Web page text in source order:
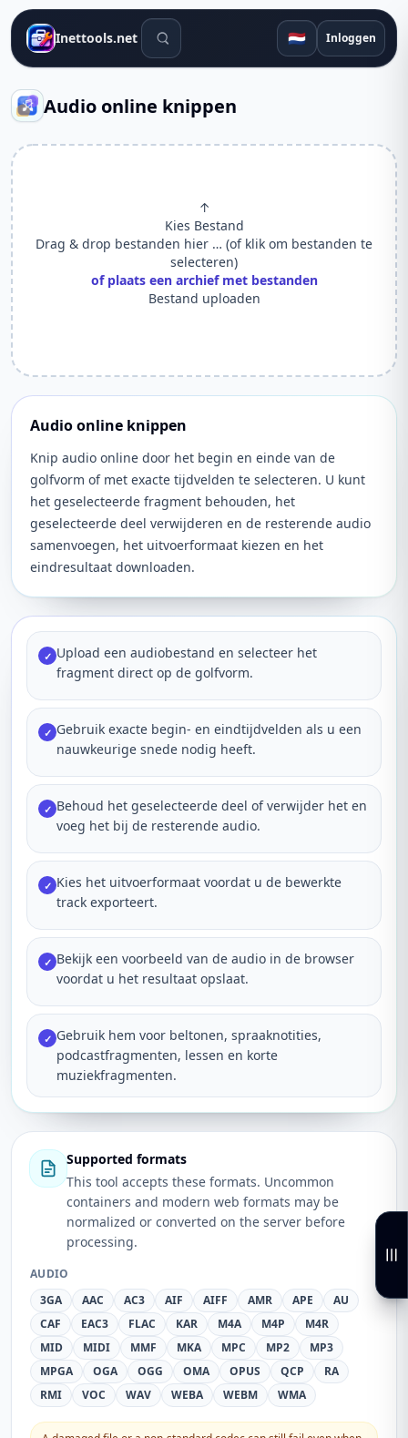
Inettools.net Zoekhulpmiddelen 🇳🇱 Inloggen
Audio online knippen
↑
Kies Bestand
Drag & drop bestanden hier … (of klik om bestanden te
selecteren)
of plaats een archief met bestanden
Bestand uploaden
Audio online knippen
Knip audio online door het begin en einde van de
golfvorm of met exacte tijdvelden te selecteren. U kunt
het geselecteerde fragment behouden, het
geselecteerde deel verwijderen en de resterende audio
samenvoegen, het uitvoerformaat kiezen en het
eindresultaat downloaden.
✓ Upload een audiobestand en selecteer het
fragment direct op de golfvorm.
✓ Gebruik exacte begin- en eindtijdvelden als u een
nauwkeurige snede nodig heeft.
✓ Behoud het geselecteerde deel of verwijder het en
voeg het bij de resterende audio.
✓ Kies het uitvoerformaat voordat u de bewerkte
track exporteert.
✓ Bekijk een voorbeeld van de audio in de browser
voordat u het resultaat opslaat.
✓ Gebruik hem voor beltonen, spraaknotities,
podcastfragmenten, lessen en korte
muziekfragmenten.
Supported formats
This tool accepts these formats. Uncommon
containers and modern web formats may be
normalized or converted on the server before
processing.
AUDIO
3GA
AAC AC3 AIF AIFF AMR APE
AU
CAF
EAC3 FLAC KAR M4A M4P
M4R
MID
MIDI MMF MKA MPC MP2
MP3
MPGA
OGA OGG OMA OPUS QCP
RA
RMI
VOC WAV WEBA WEBM WMA